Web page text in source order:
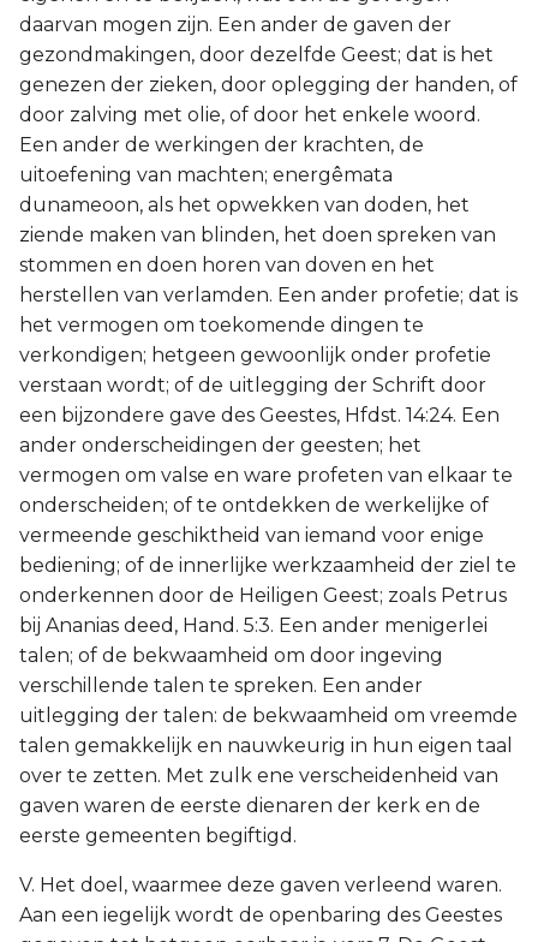
daarvan mogen zijn. Een ander de gaven der
gezondmakingen, door dezelfde Geest; dat is het
genezen der zieken, door oplegging der handen, of
door zalving met olie, of door het enkele woord.
Een ander de werkingen der krachten, de
uitoefening van machten; energêmata
dunameoon, als het opwekken van doden, het
ziende maken van blinden, het doen spreken van
stommen en doen horen van doven en het
herstellen van verlamden. Een ander profetie; dat is
het vermogen om toekomende dingen te
verkondigen; hetgeen gewoonlijk onder profetie
verstaan wordt; of de uitlegging der Schrift door
een bijzondere gave des Geestes, Hfdst. 14:24. Een
ander onderscheidingen der geesten; het
vermogen om valse en ware profeten van elkaar te
onderscheiden; of te ontdekken de werkelijke of
vermeende geschiktheid van iemand voor enige
bediening; of de innerlijke werkzaamheid der ziel te
onderkennen door de Heiligen Geest; zoals Petrus
bij Ananias deed, Hand. 5:3. Een ander menigerlei
talen; of de bekwaamheid om door ingeving
verschillende talen te spreken. Een ander
uitlegging der talen: de bekwaamheid om vreemde
talen gemakkelijk en nauwkeurig in hun eigen taal
over te zetten. Met zulk ene verscheidenheid van
gaven waren de eerste dienaren der kerk en de
eerste gemeenten begiftigd.
V. Het doel, waarmee deze gaven verleend waren.
Aan een iegelijk wordt de openbaring des Geestes